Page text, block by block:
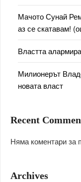
Мачото Сунай
аз се скатавам!
Властта
Милионерът
новата власт
Recent
Няма коментари за
Archives